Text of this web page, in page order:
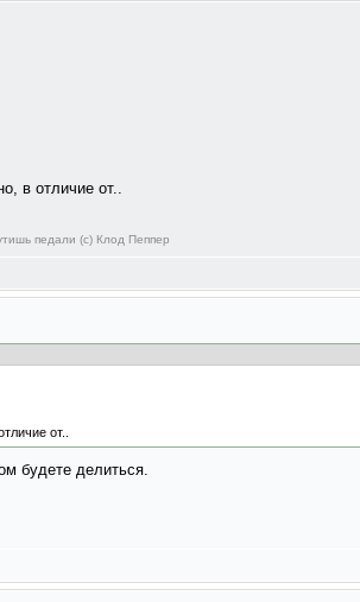
в отличие от..
педали (с) Клод Пеппер
от..
будете делиться.